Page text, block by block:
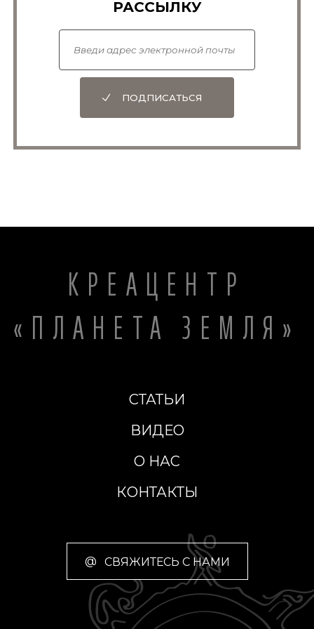
Urquhart, Ref. 11.
creation.com/biological-advantage.
РАССЫЛКУ
ПОДПИСАТЬСЯ
КРЕАЦЕНТР
«ПЛАНЕТА ЗЕМЛЯ»
СТАТЬИ
ВИДЕО
О НАС
КОНТАКТЫ
@ СВЯЖИТЕСЬ С НАМИ